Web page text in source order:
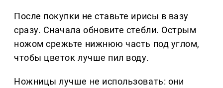
После покупки не ставьте ирисы в вазу
сразу. Сначала обновите стебли. Острым
ножом срежьте нижнюю часть под углом,
чтобы цветок лучше пил воду.
Ножницы лучше не использовать: они